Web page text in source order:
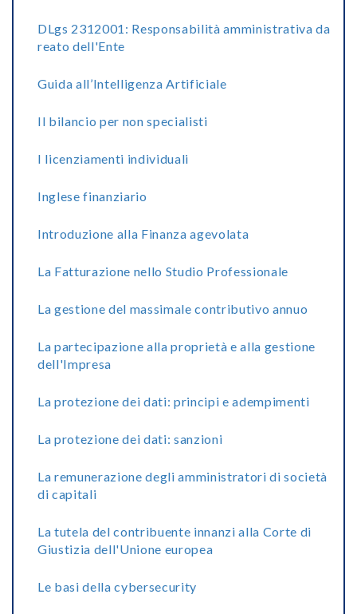
DLgs 2312001: Responsabilità amministrativa da
reato dell'Ente
Guida all’Intelligenza Artificiale
Il bilancio per non specialisti
I licenziamenti individuali
Inglese finanziario
Introduzione alla Finanza agevolata
La Fatturazione nello Studio Professionale
La gestione del massimale contributivo annuo
La partecipazione alla proprietà e alla gestione
dell'Impresa
La protezione dei dati: principi e adempimenti
La protezione dei dati: sanzioni
La remunerazione degli amministratori di società
di capitali
La tutela del contribuente innanzi alla Corte di
Giustizia dell'Unione europea
Le basi della cybersecurity